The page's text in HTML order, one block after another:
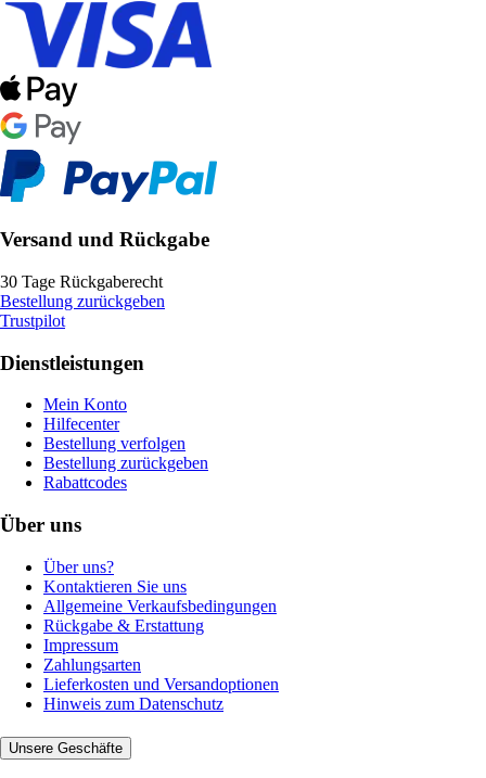
Versand und Rückgabe
30 Tage Rückgaberecht
Bestellung zurückgeben
Trustpilot
Dienstleistungen
Mein Konto
Hilfecenter
Bestellung verfolgen
Bestellung zurückgeben
Rabattcodes
Über uns
Über uns?
Kontaktieren Sie uns
Allgemeine Verkaufsbedingungen
Rückgabe & Erstattung
Impressum
Zahlungsarten
Lieferkosten und Versandoptionen
Hinweis zum Datenschutz
Unsere Geschäfte